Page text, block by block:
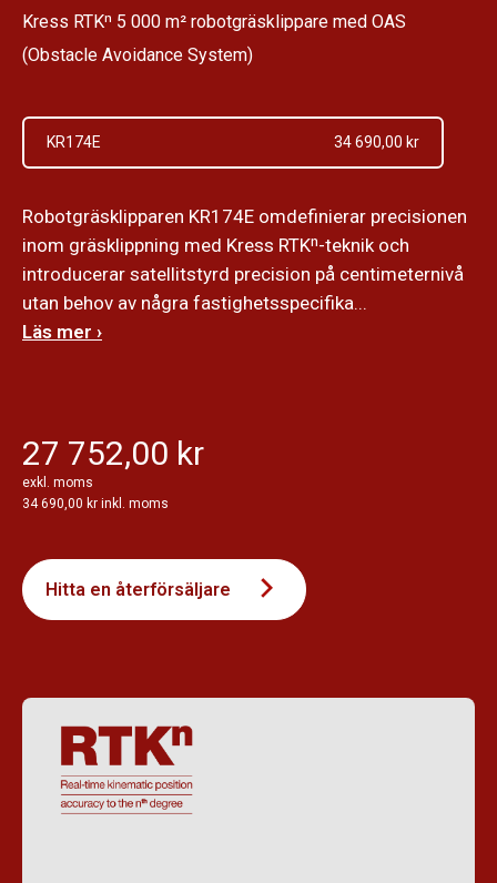
Kress RTKⁿ 5 000 m² robotgräsklippare med OAS
(Obstacle Avoidance System)
KR174E 34 690,00 kr
Robotgräsklipparen KR174E omdefinierar precisionen
inom gräsklippning med Kress RTKⁿ-teknik och
introducerar satellitstyrd precision på centimeternivå
utan behov av några fastighetsspecifika...
Läs mer ›
27 752,00 kr
exkl. moms
34 690,00 kr inkl. moms
Hitta en återförsäljare